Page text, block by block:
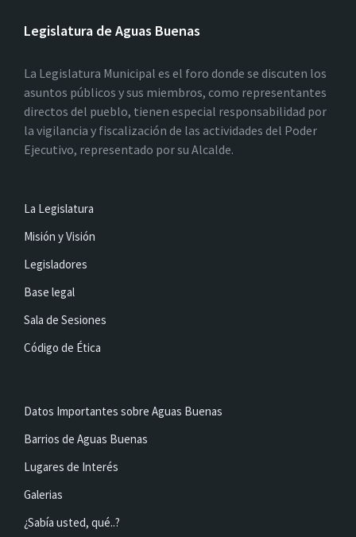
Legislatura de Aguas Buenas
La Legislatura Municipal es el foro donde se discuten los
asuntos públicos y sus miembros, como representantes
directos del pueblo, tienen especial responsabilidad por
la vigilancia y fiscalización de las actividades del Poder
Ejecutivo, representado por su Alcalde.
La Legislatura
Misión y Visión
Legisladores
Base legal
Sala de Sesiones
Código de Ética
Datos Importantes sobre Aguas Buenas
Barrios de Aguas Buenas
Lugares de Interés
Galerias
¿Sabía usted, qué..?